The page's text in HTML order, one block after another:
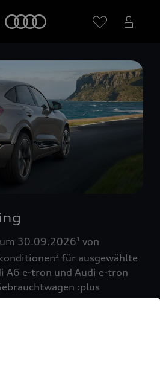
30.09.20261 von
2 für ausgewählte
A6 e-tron und Audi e-tron
:plus